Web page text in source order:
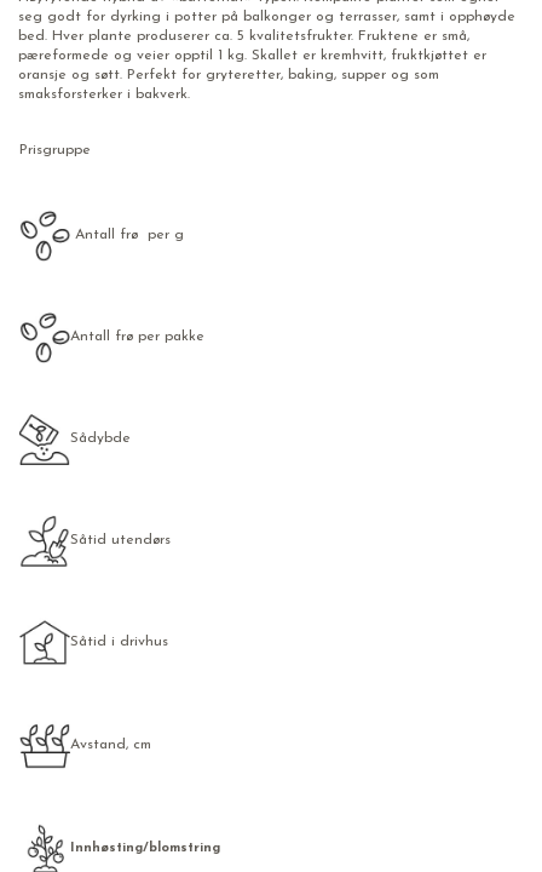
seg godt for dyrking i potter på balkonger og terrasser, samt i opphøyde
bed. Hver plante produserer ca. 5 kvalitetsfrukter. Fruktene er små,
pæreformede og veier opptil 1 kg. Skallet er kremhvitt, fruktkjøttet er
oransje og søtt. Perfekt for gryteretter, baking, supper og som
smaksforsterker i bakverk.
Prisgruppe
Antall frø per g
Antall frø per pakke
Sådybde
Såtid utendørs
Såtid i drivhus
Avstand, cm
Innhøsting/blomstring